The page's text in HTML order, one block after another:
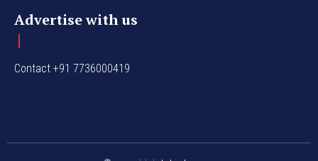
Advertise with us
Contact +91 7736000419